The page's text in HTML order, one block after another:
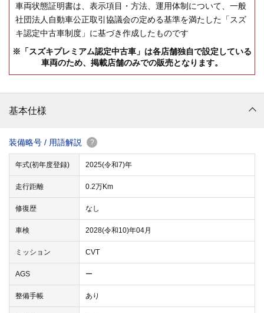
車両状態証明書は、表示項目・方法、運用体制について、一般
社団法人自動車公正取引協議会の定める基準を満たした「スズ
キ認定中古車制度」に基づき作成したものです
※「スズキプレミアム認定中古車」は各店舗独自で設定している
車両のため、掲載店舗のみでの販売となります。
基本仕様
装備略号 / 用語解説 ?
年式(初年度登録) 2025(令和7)年
走行距離 0.2万Km
修復歴 なし
車検 2028(令和10)年04月
ミッション CVT
AGS ー
整備手帳 あり